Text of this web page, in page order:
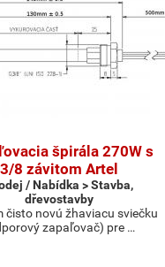
špirála 270W s
3/8 závitom Artel
/ Nabídka > Stavba,
dřevostavby
čisto novú žhaviacu sviečku
zapaľovač) pre …